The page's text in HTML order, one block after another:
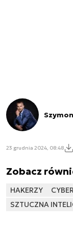
23 grudnia 2024, 08:48
Zobacz
HAKERZY
SZTUCZNA